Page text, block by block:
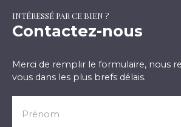
INTÉRESSÉ PAR CE BIEN ?
Contactez-nous
Merci de remplir le formulaire, nous
vous dans les plus brefs délais.
Prénom